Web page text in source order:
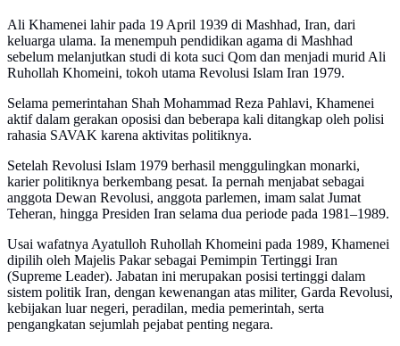
Ali Khamenei lahir pada 19 April 1939 di Mashhad, Iran, dari
keluarga ulama. Ia menempuh pendidikan agama di Mashhad
sebelum melanjutkan studi di kota suci Qom dan menjadi murid Ali
Ruhollah Khomeini, tokoh utama Revolusi Islam Iran 1979.
Selama pemerintahan Shah Mohammad Reza Pahlavi, Khamenei
aktif dalam gerakan oposisi dan beberapa kali ditangkap oleh polisi
rahasia SAVAK karena aktivitas politiknya.
Setelah Revolusi Islam 1979 berhasil menggulingkan monarki,
karier politiknya berkembang pesat. Ia pernah menjabat sebagai
anggota Dewan Revolusi, anggota parlemen, imam salat Jumat
Teheran, hingga Presiden Iran selama dua periode pada 1981–1989.
Usai wafatnya Ayatulloh Ruhollah Khomeini pada 1989, Khamenei
dipilih oleh Majelis Pakar sebagai Pemimpin Tertinggi Iran
(Supreme Leader). Jabatan ini merupakan posisi tertinggi dalam
sistem politik Iran, dengan kewenangan atas militer, Garda Revolusi,
kebijakan luar negeri, peradilan, media pemerintah, serta
pengangkatan sejumlah pejabat penting negara.